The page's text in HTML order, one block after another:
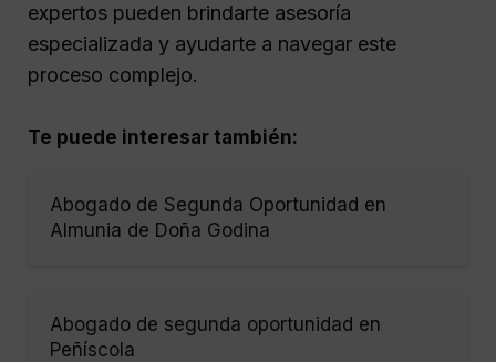
expertos pueden brindarte asesoría
especializada y ayudarte a navegar este
proceso complejo.
Te puede interesar también:
Abogado de Segunda Oportunidad en
Almunia de Doña Godina
Abogado de segunda oportunidad en
Peñíscola